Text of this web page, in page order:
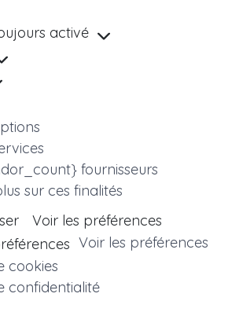
activé
fournisseurs
sur ces finalités
Voir les préférences
Voir les préférences
cookies
confidentialité